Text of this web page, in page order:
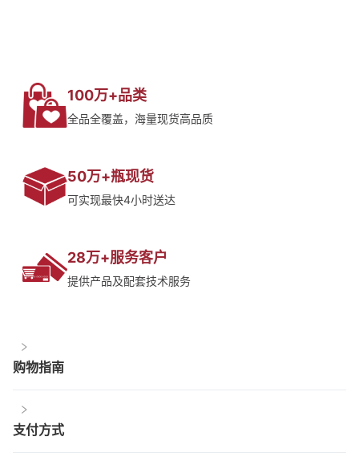
100万+品类
全品全覆盖，海量现货高品质
50万+瓶现货
可实现最快4小时送达
28万+服务客户
提供产品及配套技术服务
购物指南
支付方式